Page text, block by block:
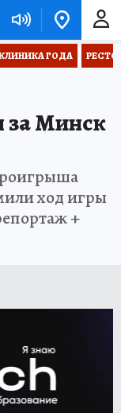
ГОДА
за Минск
ход игры
+